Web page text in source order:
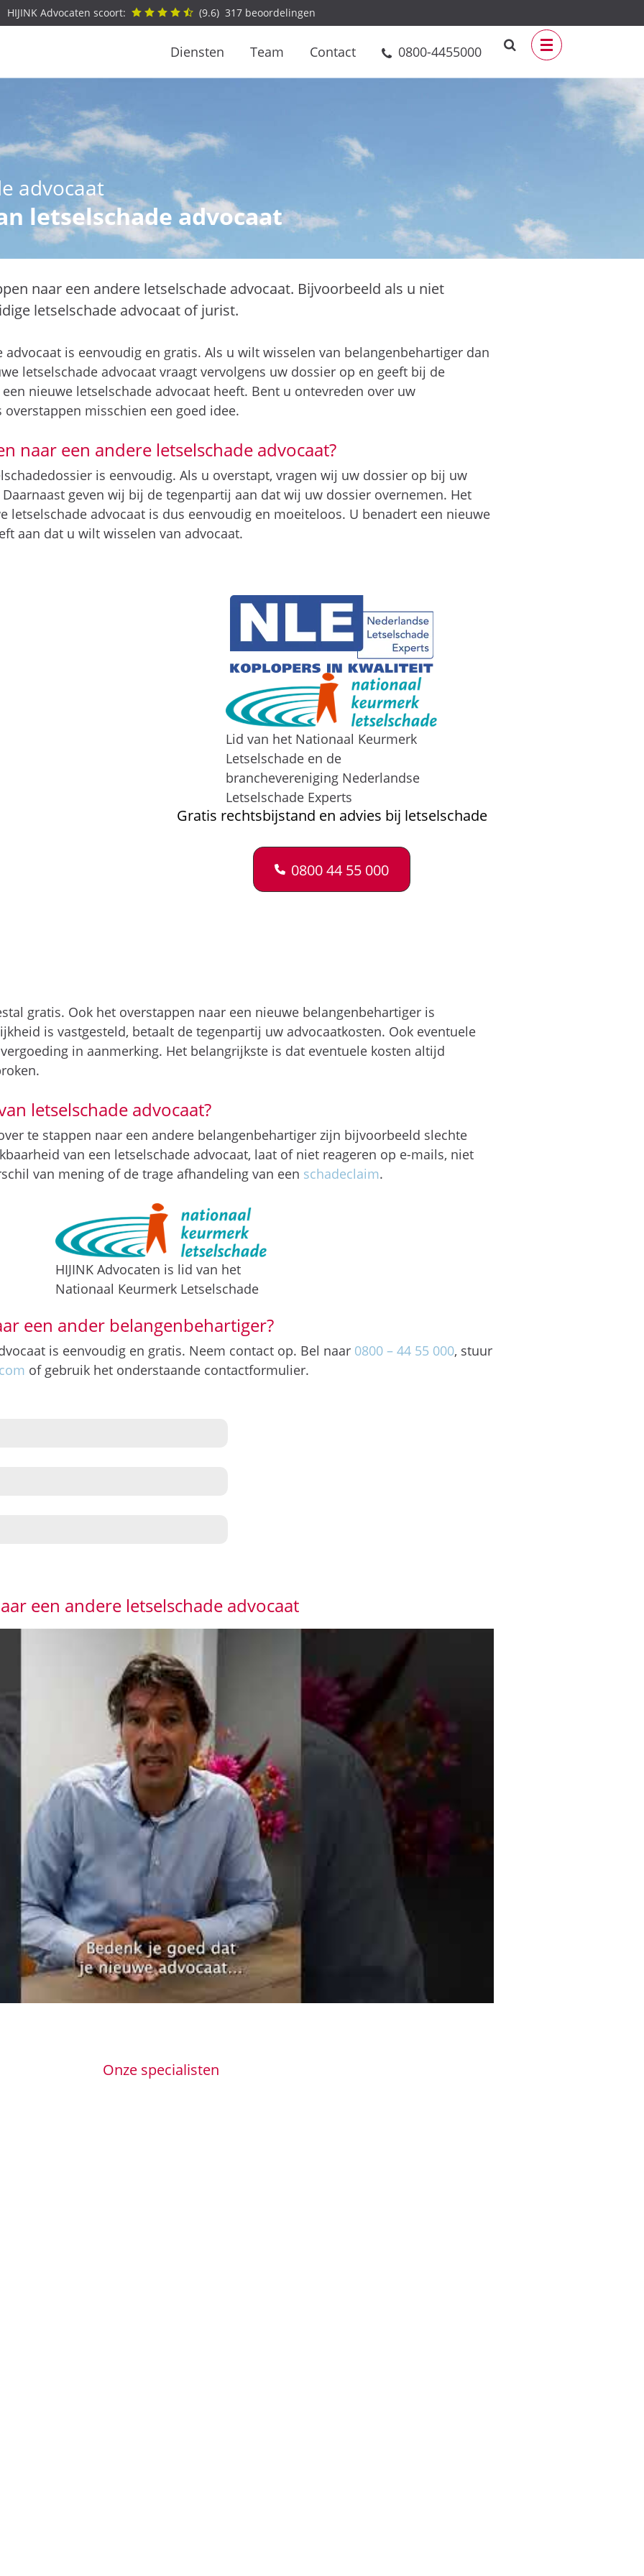
HIJINK Advocaten scoort: (9.6) 317beoordelingen
Diensten Team Contact 0800-4455000
advocaat
letselschade advocaat
naar een andere letselschade advocaat. Bijvoorbeeld als u niet
letselschade advocaat of jurist.
advocaat is eenvoudig en gratis. Als u wilt wisselen van belangenbehartiger dan
letselschade advocaat vraagt vervolgens uw dossier op en geeft bij de
nieuwe letselschade advocaat heeft. Bent u ontevreden over uw
misschien een goed idee.
naar een andere letselschade advocaat?
is eenvoudig. Als u overstapt, vragen wij uw dossier op bij uw
geven wij bij de tegenpartij aan dat wij uw dossier overnemen. Het
letselschade advocaat is dus eenvoudig en moeiteloos. U benadert een nieuwe
aan dat u wilt wisselen van advocaat.
Lid van het Nationaal Keurmerk
Letselschade en de
branchevereniging Nederlandse
Letselschade Experts
Gratis rechtsbijstand en advies bij letselschade
0800 44 55 000
gratis. Ook het overstappen naar een nieuwe belangenbehartiger is
is vastgesteld, betaalt de tegenpartij uw advocaatkosten. Ook eventuele
in aanmerking. Het belangrijkste is dat eventuele kosten altijd
letselschade advocaat?
te stappen naar een andere belangenbehartiger zijn bijvoorbeeld slechte
van een letselschade advocaat, laat of niet reageren op e-mails, niet
van mening of de trage afhandeling van een schadeclaim.
HIJINK Advocaten is lid van het
Nationaal Keurmerk Letselschade
een ander belangenbehartiger?
is eenvoudig en gratis. Neem contact op. Bel naar 0800 – 44 55 000, stuur
of gebruik het onderstaande contactformulier.
een andere letselschade advocaat
Onze specialisten